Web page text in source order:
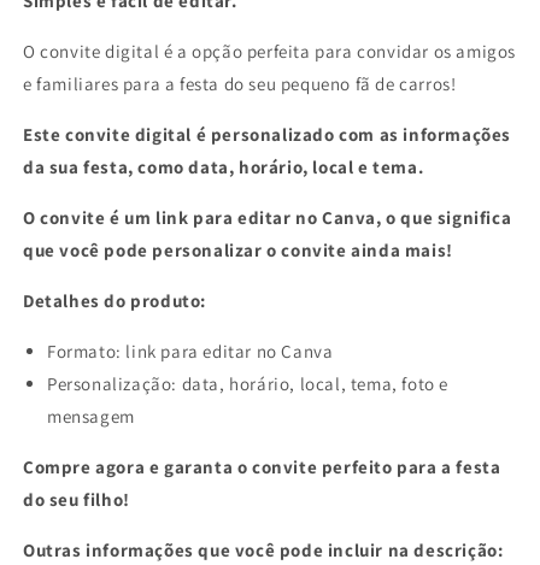
O convite digital é a opção perfeita para convidar os amigos
e familiares para a festa do seu pequeno fã de carros!
Este convite digital é personalizado com as informações
da sua festa, como data, horário, local e tema.
O convite é um link para editar no Canva, o que significa
que você pode personalizar o convite ainda mais!
Detalhes do produto:
Formato: link para editar no Canva
Personalização: data, horário, local, tema, foto e
mensagem
Compre agora e garanta o convite perfeito para a festa
do seu filho!
Outras informações que você pode incluir na descrição: